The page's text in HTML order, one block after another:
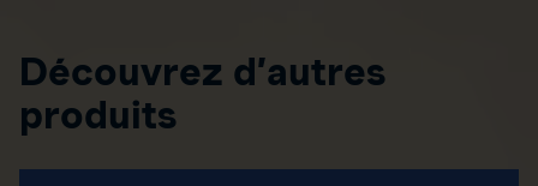
Découvrez d’autres
produits